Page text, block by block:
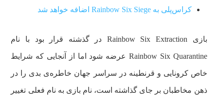
کراس‌پلی به Rainbow Six Siege اضافه خواهد شد
بازی Rainbow Six Extraction در گذشته قرار بود با نام
Rainbow Six Quarantine عرضه شود اما از آنجایی که شرایط
خاص کرونایی و قرنطینه در سراسر جهان خاطره‌ی بدی را در
ذهن مخاطبان بر جای گذاشته است، نام بازی به نام فعلی تغییر